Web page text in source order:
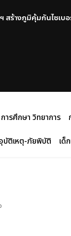
ร้างภูมิคุ้มกันไซเบ
การศึกษา วิทยาการ
บัติเหตุ-ภัยพิบัติ เด็